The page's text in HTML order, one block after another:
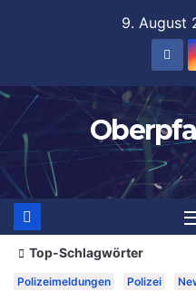
9. August
Top-Schlagwörter
Polizeimeldungen Polizei